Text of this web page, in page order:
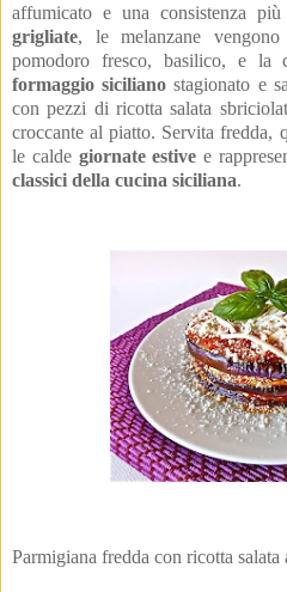
affumicato e una consistenza più
grigliate, le melanzane
formaggio siciliano stagionato e
con pezzi di ricotta salata
croccante al piatto. Servita fredda,
le calde giornate estive
classici della cucina siciliana.
Parmigiana fredda con ricotta